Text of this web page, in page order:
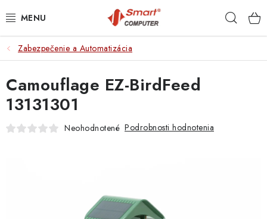
na
NOTEBOOKY
MOBILNÉ ZARIADENIA
PC A KOMPONENTY
Zabezpečenie a Automatizácia
Camouflage EZ-BirdFeed
13131301
Neohodnotené Podrobnosti hodnotenia